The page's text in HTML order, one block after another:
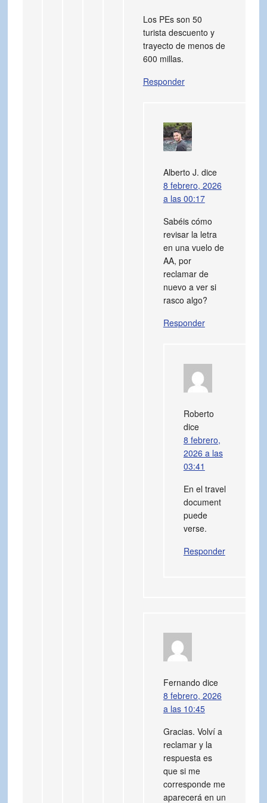
Los PEs son 50
turista descuento y
trayecto de menos de
600 millas.
Responder
Alberto J. dice
8 febrero, 2026
a las 00:17
Sabéis cómo
revisar la letra
en una vuelo de
AA, por
reclamar de
nuevo a ver si
rasco algo?
Responder
Roberto
dice
8 febrero,
2026 a las
03:41
En el travel
document
puede
verse.
Responder
Fernando dice
8 febrero, 2026
a las 10:45
Gracias. Volví a
reclamar y la
respuesta es
que si me
corresponde me
aparecerá en un